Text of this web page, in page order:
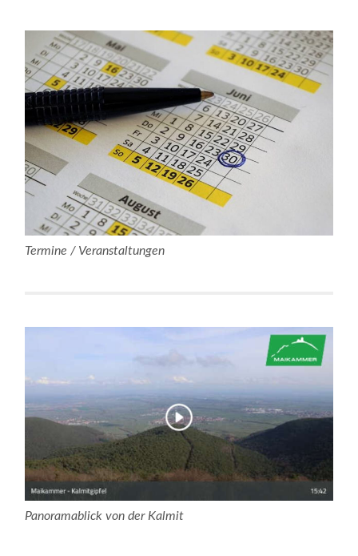
Termine / Veranstaltungen
Panoramablick von der Kalmit